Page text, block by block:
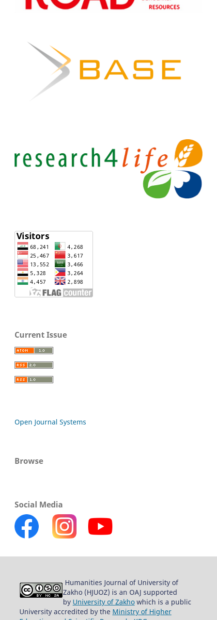
Current Issue
Open Journal Systems
Browse
Social Media
Humanities Journal of University of
Zakho (HJUOZ) is an OAJ supported
by University of Zakho which is a public
University accredited by the Ministry of Higher